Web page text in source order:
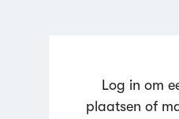
Log in om
plaatsen of